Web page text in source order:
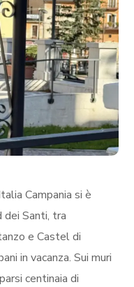
Campania si è
Santi, tra
e Castel di
in vacanza. Sui muri
centinaia di